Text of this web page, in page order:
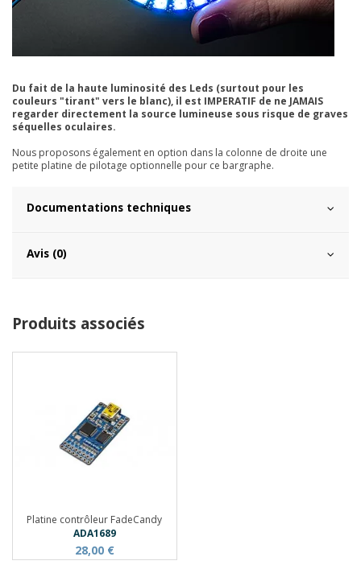
Du fait de la haute luminosité des Leds (surtout pour les
couleurs "tirant" vers le blanc), il est IMPERATIF de ne JAMAIS
regarder directement la source lumineuse sous risque de graves
séquelles oculaires.
Nous proposons également en option dans la colonne de droite une
petite platine de pilotage optionnelle pour ce bargraphe.
Documentations techniques
Avis (0)
Produits associés
Platine contrôleur FadeCandy
ADA1689
28,00 €